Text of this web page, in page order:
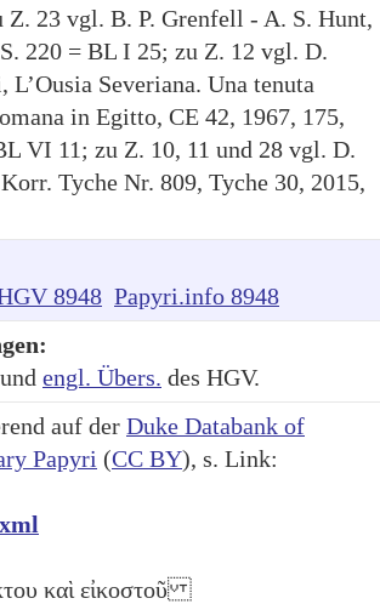
Z. 23 vgl. B. P. Grenfell - A. S. Hunt,
220 = BL I 25; zu Z. 12 vgl. D.
L’Ousia Severiana. Una tenuta
in Egitto, CE 42, 1967, 175,
VI 11; zu Z. 10, 11 und 28 vgl. D.
Tyche Nr. 809, Tyche 30, 2015,
8948 Papyri.info 8948
und engl. Übers. des HGV.
auf der Duke Databank of
Papyri (CC BY), s. Link:
καὶ εἰκοστοῦ